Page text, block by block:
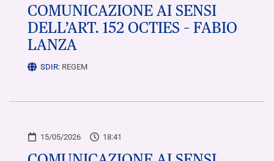
COMUNICAZIONE AI SENSI
DELL’ART. 152 OCTIES – FABIO
LANZA
SDIR: REGEM
15/05/2026 18:41